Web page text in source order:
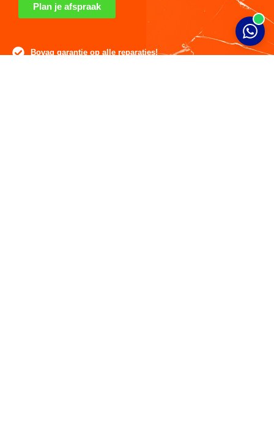
Plan je afspraak
Bovag garantie op alle reparaties!